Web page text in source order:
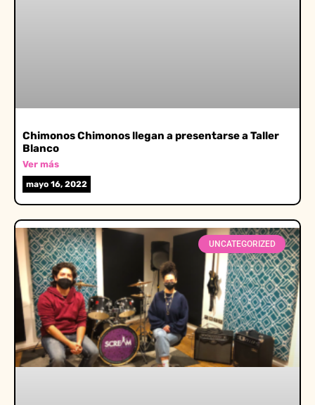
Chimonos Chimonos llegan a presentarse a Taller
Blanco
Ver más
mayo 16, 2022
UNCATEGORIZED